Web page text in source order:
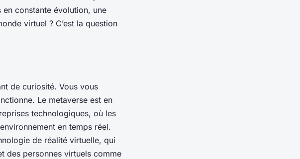
en constante évolution, une
virtuel ? C’est la question
de curiosité. Vous vous
Le metaverse est en
technologiques, où les
en temps réel.
de réalité virtuelle, qui
des personnes virtuels comme